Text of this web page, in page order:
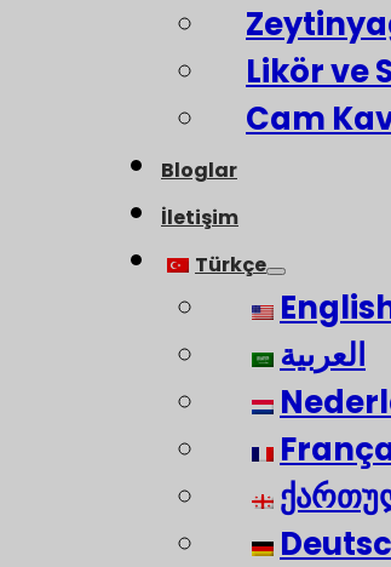
Likör ve
Cam
Bloglar
İletişim
Türkçe
العربية